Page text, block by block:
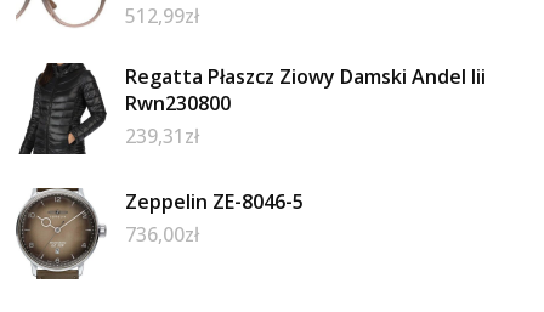
512,99zł
Regatta Płaszcz Ziowy Damski Andel Iii
Rwn230800
239,31zł
Zeppelin ZE-8046-5
736,00zł